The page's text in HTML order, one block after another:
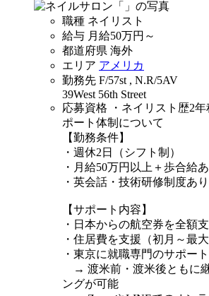
職種 ネイリスト
給与 月給50万円～
都道府県 海外
エリア アメリカ
勤務先 F/57st , N.R/5AV
39West 56th Street
応募資格
・ネイリスト歴2
ポート体制について
【勤務条件】
・週休2日（シフト制）
・月給50万円以上＋歩合給あ
・英会話・技術研修制度あり
【サポート内容】
・日本からの航空券を全額
・住居費を支援（初月～最大
・東京に就職専門のサポー
→ 渡米前・渡米後ともに
ングが可能